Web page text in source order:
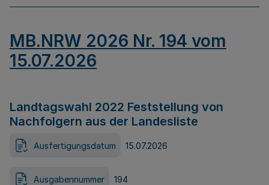
MB.NRW 2026 Nr. 194 vom
15.07.2026
Landtagswahl 2022 Feststellung von
Nachfolgern aus der Landesliste
Ausfertigungsdatum 15.07.2026
Ausgabennummer 194